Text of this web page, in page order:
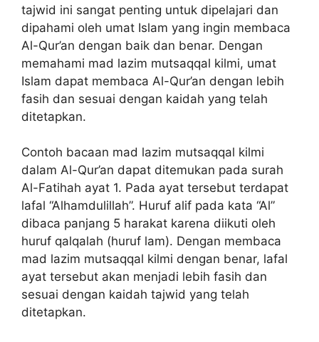
tajwid ini sangat penting untuk dipelajari dan
dipahami oleh umat Islam yang ingin membaca
Al-Qur’an dengan baik dan benar. Dengan
memahami mad lazim mutsaqqal kilmi, umat
Islam dapat membaca Al-Qur’an dengan lebih
fasih dan sesuai dengan kaidah yang telah
ditetapkan.
Contoh bacaan mad lazim mutsaqqal kilmi
dalam Al-Qur’an dapat ditemukan pada surah
Al-Fatihah ayat 1. Pada ayat tersebut terdapat
lafal “Alhamdulillah”. Huruf alif pada kata “Al”
dibaca panjang 5 harakat karena diikuti oleh
huruf qalqalah (huruf lam). Dengan membaca
mad lazim mutsaqqal kilmi dengan benar, lafal
ayat tersebut akan menjadi lebih fasih dan
sesuai dengan kaidah tajwid yang telah
ditetapkan.